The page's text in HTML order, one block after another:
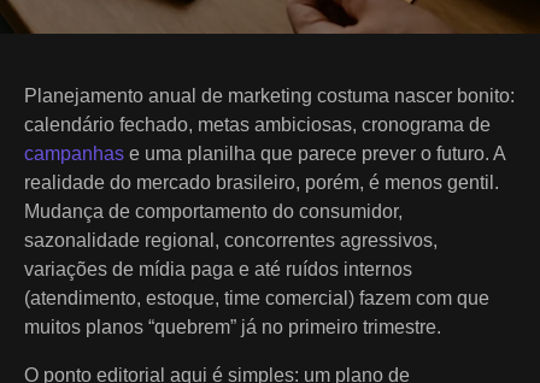
Planejamento anual de marketing costuma nascer bonito:
calendário fechado, metas ambiciosas, cronograma de
campanhas e uma planilha que parece prever o futuro. A
realidade do mercado brasileiro, porém, é menos gentil.
Mudança de comportamento do consumidor,
sazonalidade regional, concorrentes agressivos,
variações de mídia paga e até ruídos internos
(atendimento, estoque, time comercial) fazem com que
muitos planos “quebrem” já no primeiro trimestre.
O ponto editorial aqui é simples: um plano de